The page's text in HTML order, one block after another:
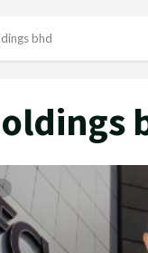
bhd